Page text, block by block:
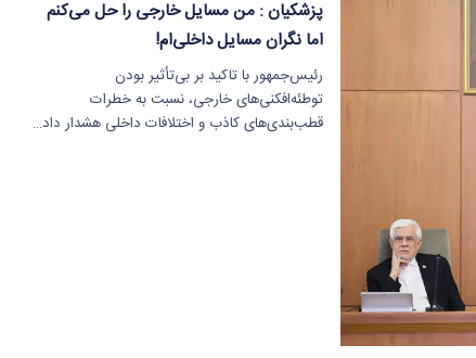
پزشکیان : من مسایل خارجی را حل می‌کنم
اما نگران مسایل داخلی‌ام!
رئیس‌جمهور با تاکید بر بی‌تأثیر بودن
توطئه‌افکنی‌های خارجی، نسبت به خطرات
قطب‌بندی‌های کاذب و اختلافات داخلی هشدار داد…